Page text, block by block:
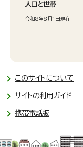
人口と世帯
令和8年8月1日現在
このサイトについて
サイトの利用ガイド
携帯電話版